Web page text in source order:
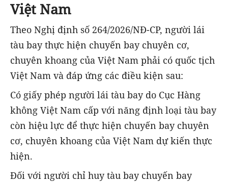
Việt Nam
Theo Nghị định số 264/2026/NĐ-CP, người lái
tàu bay thực hiện chuyến bay chuyên cơ,
chuyên khoang của Việt Nam phải có quốc tịch
Việt Nam và đáp ứng các điều kiện sau:
Có giấy phép người lái tàu bay do Cục Hàng
không Việt Nam cấp với năng định loại tàu bay
còn hiệu lực để thực hiện chuyến bay chuyên
cơ, chuyên khoang của Việt Nam dự kiến thực
hiện.
Đối với người chỉ huy tàu bay chuyến bay